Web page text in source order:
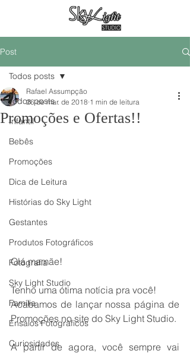
Post
Todos posts
Infantil
Bebês
Promoções
Dica de Leitura
Histórias do Sky Light
Gestantes
Produtos Fotográficos
Fotografia
Sky Light Studio
Família
Ensaios Fotográficos
Curiosidades
Todos posts
Promoções e Ofertas!!
Rafael Assumpção
26 de mar. de 2018 1 min de leitura
Olá mamãe!
Tenho uma ótima notícia pra você!
Acabamos de lançar nossa página de
Promoções no site do Sky Light Studio.
A partir de agora, você sempre vai